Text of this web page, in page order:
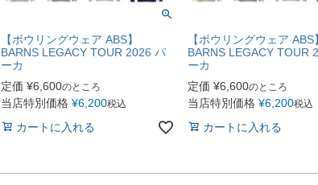
【ボウリングウェア ABS】
BARNS LEGACY TOUR 2026 パ
ーカ
定価 ¥6,600のところ
当店特別価格 ¥6,200税込
カートに入れる
【ボウリングウェア ABS】
BARNS LEGACY TOUR
ーカ
定価 ¥6,600のところ
当店特別価格 ¥6,200税込
カートに入れる